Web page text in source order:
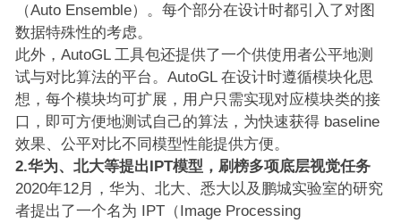
（Auto Ensemble）。每个部分在设计时都引入了对图
数据特殊性的考虑。
此外，AutoGL 工具包还提供了一个供使用者公平地测
试与对比算法的平台。AutoGL 在设计时遵循模块化思
想，每个模块均可扩展，用户只需实现对应模块类的接
口，即可方便地测试自己的算法，为快速获得 baseline
效果、公平对比不同模型性能提供方便。
2.华为、北大等提出IPT模型，刷榜多项底层视觉任务
2020年12月，华为、北大、悉大以及鹏城实验室的研究
者提出了一个名为 IPT（Image Processing